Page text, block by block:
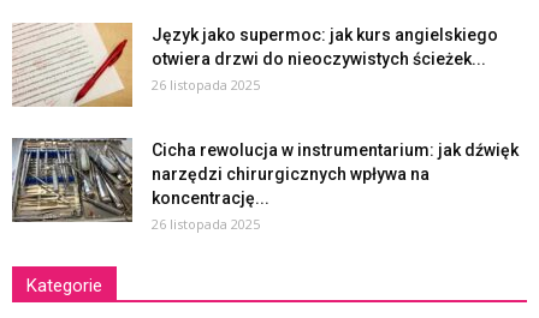
Język jako supermoc: jak kurs angielskiego
otwiera drzwi do nieoczywistych ścieżek...
26 listopada 2025
Cicha rewolucja w instrumentarium: jak dźwięk
narzędzi chirurgicznych wpływa na
koncentrację...
26 listopada 2025
Kategorie